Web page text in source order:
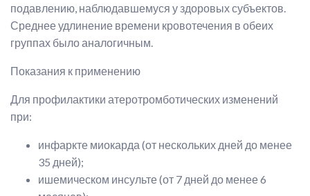
подавлению, наблюдавшемуся у здоровых субъектов.
Среднее удлинение времени кровотечения в обеих
группах было аналогичным.
Показания к применению
Для профилактики атеротромботических изменений
при:
инфаркте миокарда (от нескольких дней до менее
35 дней);
ишемическом инсульте (от 7 дней до менее 6